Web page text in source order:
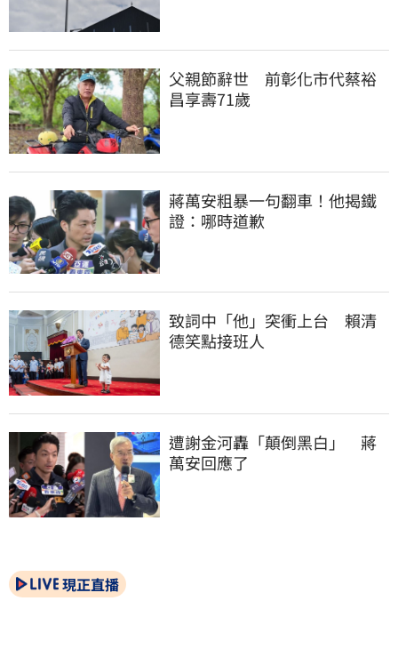
父親節辭世　前彰化市代蔡裕
昌享壽71歲
蔣萬安粗暴一句翻車！他揭鐵
證：哪時道歉
致詞中「他」突衝上台　賴清
德笑點接班人
遭謝金河轟「顛倒黑白」　蔣
萬安回應了
現正直播